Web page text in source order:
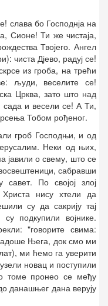
слава бо Господнја на
Сионе! Ти же чистаја,
Твојего. Ангел
чиста Дјево, радуј се!
из гроба, на трећи
људи, веселите се!
Црква, зато што над
сада и весели се! А Ти,
Тобом рођеног.
гроб Господњи, и од
Неки од њих,
јавили о свему, што се
сабравши
По својој злој
Христа нису хтели да
су да сакрију тај
подкупили војнике.
"говорите свима:
Њега, док смо ми
ми ћемо га уверити
новац и поступили
томе пронео се међу
данашњег дана верују